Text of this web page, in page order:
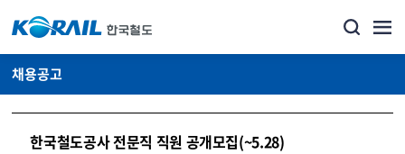
채용공고
한국철도공사 전문직 직원 공개모집(~5.28)